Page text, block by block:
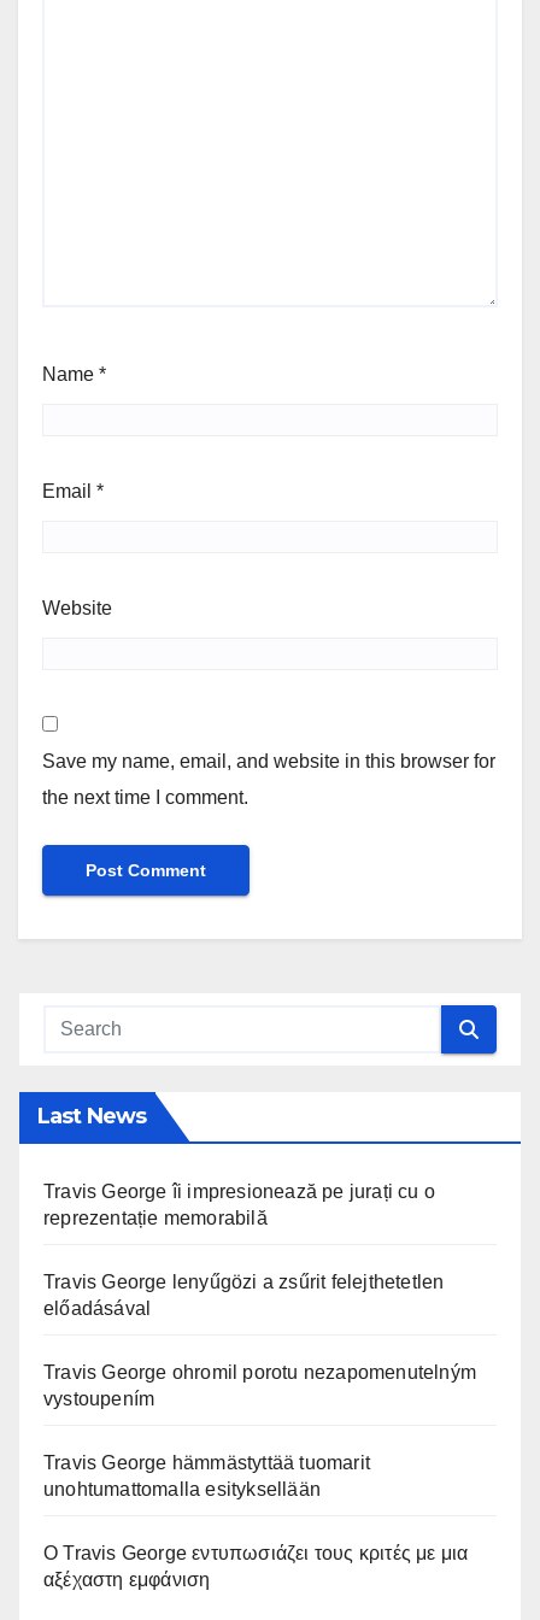
Name *
Email *
Website
Save my name, email, and website in this browser for
the next time I comment.
Last News
Travis George îi impresionează pe jurați cu o
reprezentație memorabilă
Travis George lenyűgözi a zsűrit felejthetetlen
előadásával
Travis George ohromil porotu nezapomenutelným
vystoupením
Travis George hämmästyttää tuomarit
unohtumattomalla esityksellään
Ο Travis George εντυπωσιάζει τους κριτές με μια
αξέχαστη εμφάνιση